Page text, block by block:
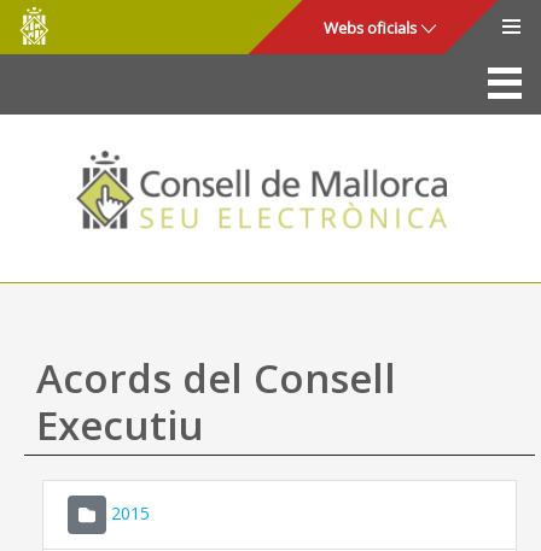
Salta al contingut principal
Consell
de
Mallorca
Webs oficials
La Seu
Consell de Mallorca
Accés i seguretat
Utilitats
Ajuda
Acords del Consell
Executiu
2015